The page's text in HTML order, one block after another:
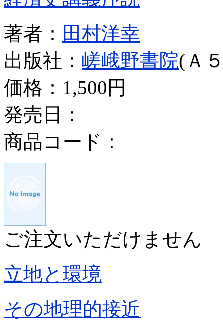
著者： 田村洋幸
出版社： 嵯峨野書院(Ａ
価格： 1,500円
発売日：
商品コード：
ご注文いただけません
立地と環境
その地理的接近